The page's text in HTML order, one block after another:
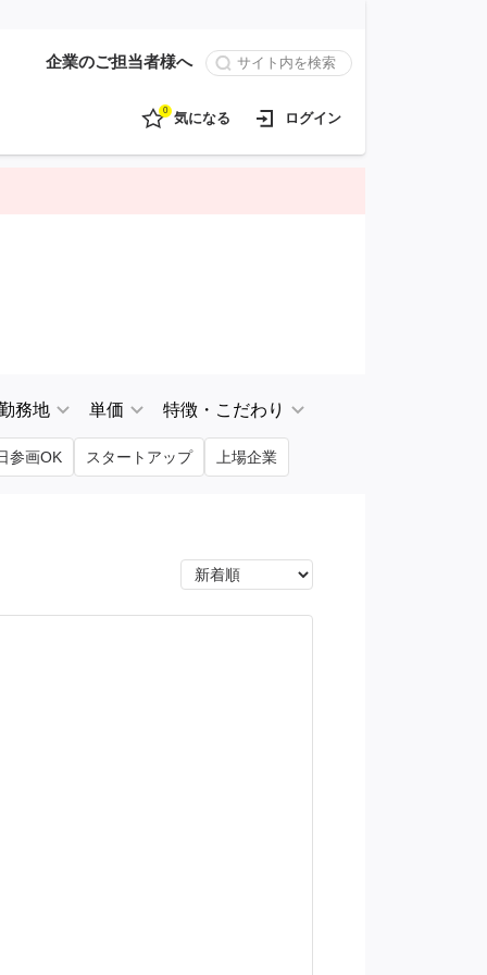
企業のご担当者様へ
0 気になる ログイン
務地 単価 特徴・こだわり
参画OK スタートアップ 上場企業